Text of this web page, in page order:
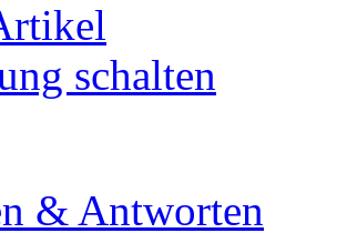
schalten
& Antworten